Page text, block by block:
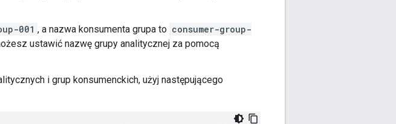
001 , a nazwa konsumenta grupa to consumer-group-
ustawić nazwę grupy analitycznej za pomocą
i grup konsumenckich, użyj następującego